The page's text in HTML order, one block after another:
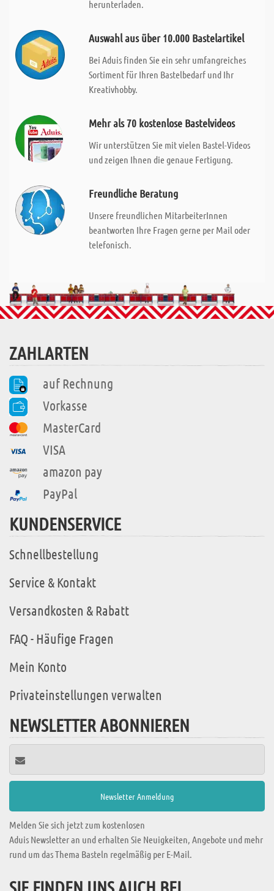
herunterladen.
Auswahl aus über 10.000 Bastelartikel
Bei Aduis finden Sie ein sehr umfangreiches
Sortiment für Ihren Bastelbedarf und Ihr
Kreativhobby.
Mehr als 70 kostenlose Bastelvideos
Wir unterstützen Sie mit vielen Bastel-Videos
und zeigen Ihnen die genaue Fertigung.
Freundliche Beratung
Unsere freundlichen MitarbeiterInnen
beantworten Ihre Fragen gerne per Mail oder
telefonisch.
ZAHLARTEN
auf Rechnung
Vorkasse
MasterCard
VISA
amazon pay
PayPal
KUNDENSERVICE
Schnellbestellung
Service & Kontakt
Versandkosten & Rabatt
FAQ - Häufige Fragen
Mein Konto
Privateinstellungen verwalten
NEWSLETTER ABONNIEREN
Melden Sie sich jetzt zum kostenlosen
Aduis Newsletter an und erhalten Sie Neuigkeiten, Angebote und mehr
rund um das Thema Basteln regelmäßig per E-Mail.